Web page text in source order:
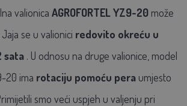
valionica AGROFORTEL YZ9-20 može
Jaja se u valionici redovito okreću u
sata . U odnosu na druge valionice, model
20 ima rotaciju pomoću pera umjesto
smo veći uspjeh u valjenju pri